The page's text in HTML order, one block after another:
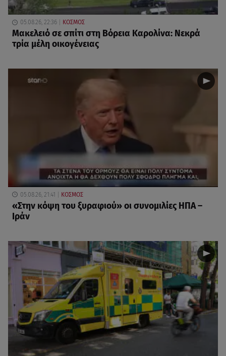
05.08.26, 22:36 ΚΟΣΜΟΣ
Μακελειό σε σπίτι στη Βόρεια Καρολίνα: Νεκρά
τρία μέλη οικογένειας
05.08.26, 21:41 ΚΟΣΜΟΣ
«Στην κόψη του ξυραφιού» οι συνομιλίες ΗΠΑ –
Ιράν